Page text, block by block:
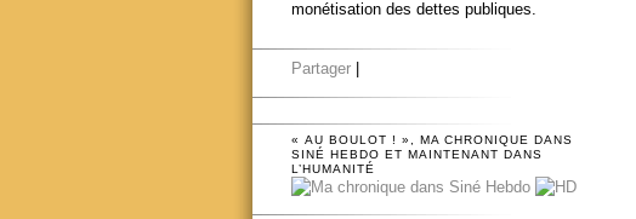
monétisation des dettes publiques.
Partager
« AU BOULOT ! », MA CHRONIQUE DANS
SINÉ HEBDO ET MAINTENANT DANS
L’HUMANITÉ